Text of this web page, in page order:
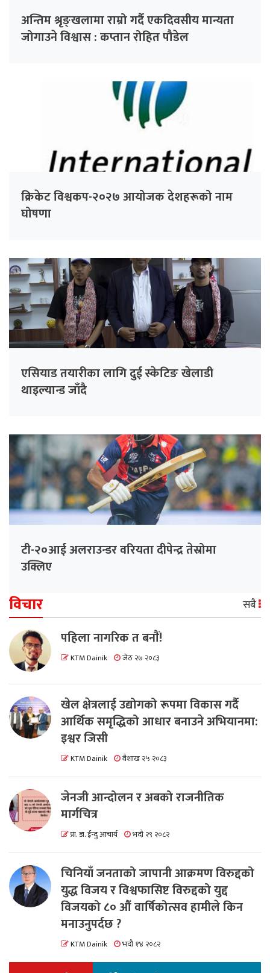
अन्तिम श्रृङ्खलामा राम्रो गर्दै एकदिवसीय मान्यता
जोगाउने विश्वास : कप्तान रोहित पौडेल
क्रिकेट विश्वकप-२०२७ आयोजक देशहरूको नाम
घोषणा
एसियाड तयारीका लागि दुई स्केटिङ खेलाडी
थाइल्यान्ड जाँदै
टी-२०आई अलराउन्डर वरियता दीपेन्द्र तेस्रोमा
उक्लिए
विचार सबै
पहिला नागरिक त बनाैं!
KTM Dainik जेठ २७ २०८३
खेल क्षेत्रलाई उद्योगको रूपमा विकास गर्दै
आर्थिक समृद्धिको आधार बनाउने अभियानमा:
इश्वर जिसी
KTM Dainik वैशाख २५ २०८३
जेनजी आन्दोलन र अबको राजनीतिक
मार्गचित्र
प्रा. डा. ईन्दु आचार्य भदौ २९ २०८२
चिनियाँ जनताको जापानी आक्रमण विरुद्दको
युद्ध विजय र विश्वफासिष्ट विरुद्दको युद्द
विजयको ८० औं वार्षिकोत्सव हामीले किन
मनाउनुपर्दछ ?
KTM Dainik भदौ १४ २०८२